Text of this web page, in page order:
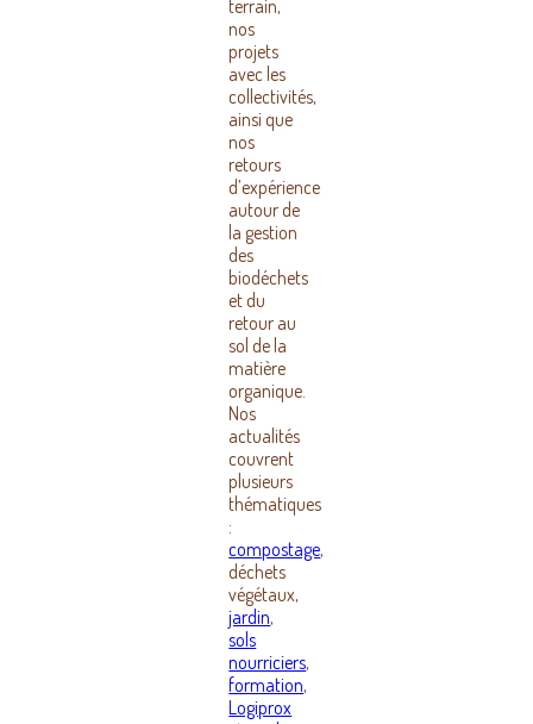
terrain,
nos
projets
avec les
collectivités,
ainsi que
nos
retours
d’expérience
autour de
la gestion
des
biodéchets
et du
retour au
sol de la
matière
organique.
Nos
actualités
couvrent
plusieurs
thématiques
:
compostage,
déchets
végétaux,
jardin,
sols
nourriciers,
formation,
Logiprox